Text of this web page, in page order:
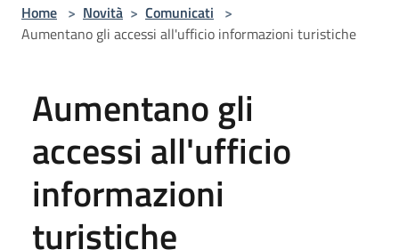
Home > Novità > Comunicati >
Aumentano gli accessi all'ufficio informazioni turistiche
Aumentano gli
accessi all'ufficio
informazioni
turistiche